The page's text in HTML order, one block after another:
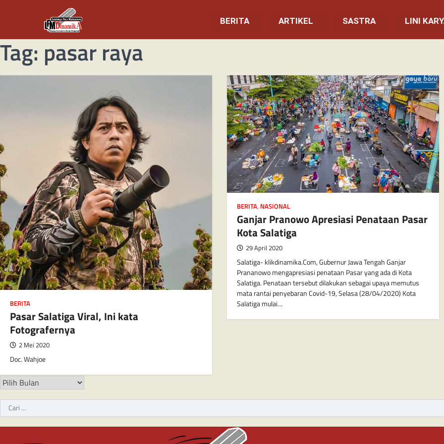
BERITA ARTIKEL SASTRA LINI
Tag: pasar raya
BERITA
Pasar Salatiga Viral, Ini kata
Fotografernya
2 Mei 2020
Doc. Wahjoe
BERITA, NASIONAL
Ganjar Pranowo Apresiasi Penataan Pasar
Kota Salatiga
29 April 2020
Salatiga- klikdinamika.Com, Gubernur Jawa Tengah Ganjar
Prananowo mengapresiasi penataan Pasar yang ada di Kota
Salatiga. Penataan tersebut dilakukan sebagai upaya memutus
mata rantai penyebaran Covid-19, Selasa (28/04/2020) Kota
Salatiga mulai…